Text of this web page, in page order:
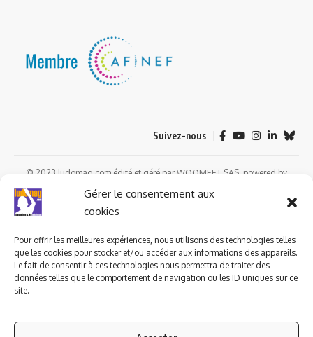
Gérer le consentement aux
cookies
Pour offrir les meilleures expériences, nous utilisons des technologies telles
que les cookies pour stocker et/ou accéder aux informations des appareils.
Le fait de consentir à ces technologies nous permettra de traiter des
données telles que le comportement de navigation ou les ID uniques sur ce
site.
Suivez-nous
© 2023 ludomag.com édité et géré par WOOMEET SAS, powered by